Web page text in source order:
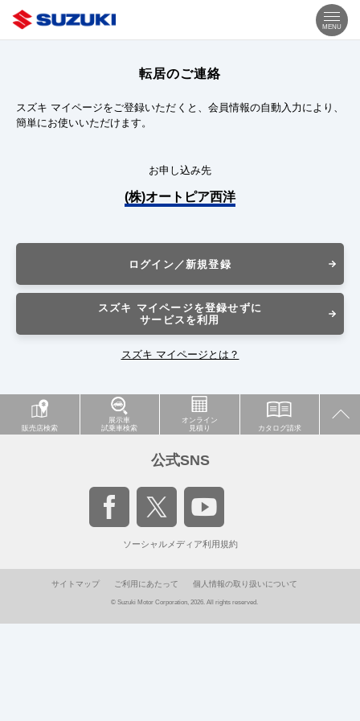
MENU
転居のご連絡
スズキ マイページをご登録いただくと、会員情報の自動入力により、
簡単にお使いいただけます。
お申し込み先
(株)オートピア西洋
ログイン／新規登録
スズキ マイページを登録せずに
サービスを利用
スズキ マイページとは？
販売店検索
展示車
試乗車検索
オンライン
見積り
カタログ請求
公式SNS
ソーシャルメディア利用規約
サイトマップ ご利用にあたって 個人情報の取り扱いについて
© Suzuki Motor Corporation, 2026. All rights reserved.